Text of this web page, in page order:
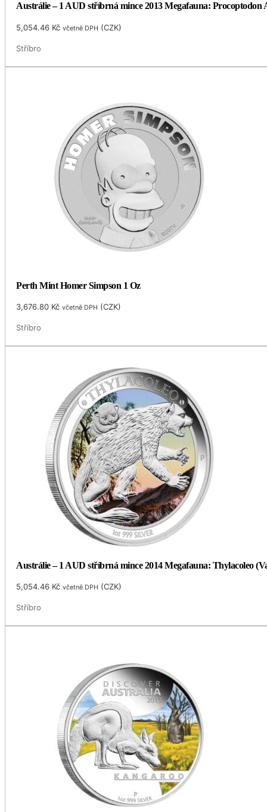
Austrálie – 1 AUD stříbrná mince 2013 Megafauna: Procoptodon
5,054.46 Kč včetně DPH (CZK)
Stříbro
Perth Mint Homer Simpson 1 Oz
3,676.80 Kč včetně DPH (CZK)
Stříbro
Austrálie – 1 AUD stříbrná mince 2014 Megafauna: Thylacoleo
5,054.46 Kč včetně DPH (CZK)
Stříbro